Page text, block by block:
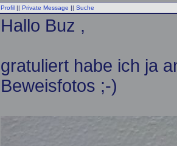
Profil || Private Message || Suche
Hallo Buz ,
gratuliert habe ich ja
Beweisfotos ;-)